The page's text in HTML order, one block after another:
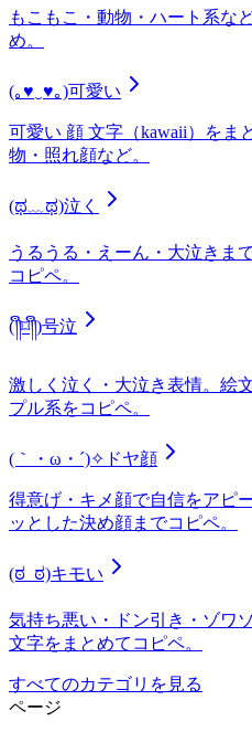
もこもこ・動物・ハート系な
め。
(｡♥‿♥｡)可愛い
可愛い 顔 文字（kawaii）をま
物・照れ顔など。
(ಥ﹏ಥ)泣く
うるうる・えーん・大泣きま
コピペ。
(༎ຶ⌑༎ຶ)号泣
激しく泣く・大泣き表情。絵
プル系をコピペ。
(｀・ω・´)✧ ドヤ顔
得意げ・キメ顔で自信をアピ
ッとした決め顔までコピペ。
(ಠ_ಠ)キモい
気持ち悪い・ドン引き・ゾワ
文字をまとめてコピペ。
すべてのカテゴリを見る
ページ